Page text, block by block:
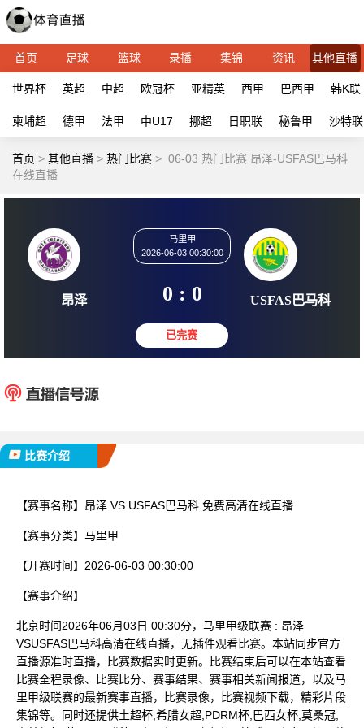
首页 足球 篮球 录播 集锦 资讯 其他直播
世界杯 英超 中超 欧冠杯 亚精英 西甲 巴西甲 韩K联
柬埔超 德甲 法甲 中U17 挪超 日职联 秘鲁甲 沙特联
首页 > 其他直播 > 热门比赛 > 06-03 热门比赛 昂泽-USFAS巴马科
在线直播
2026-06-03 00:30:00
0 : 0
比赛介绍
【赛事名称】 昂泽 VS USFAS巴马科 免费高清在线直播
【赛事分类】 马里甲
【开赛时间】 2026-06-03 00:30:00
【赛事介绍】
北京时间2026年06月03日 00:30分，马里甲级联赛 : 昂泽
VSUSFAS巴马科高清在线直播，无插件观看比赛。本站同步官方
直播源准时直播，比赛数据实时更新。比赛结束后可以在本站查看
比赛全程录像、比赛比分、赛事结果、赛事相关新闻报道，以及马
里甲级联赛的最新赛事直播，比赛录像，比赛视频下载，精彩片段
集锦等。同时还提供土超杯,希腊女超,PDRM杯,巴西女杯,莫桑冠,